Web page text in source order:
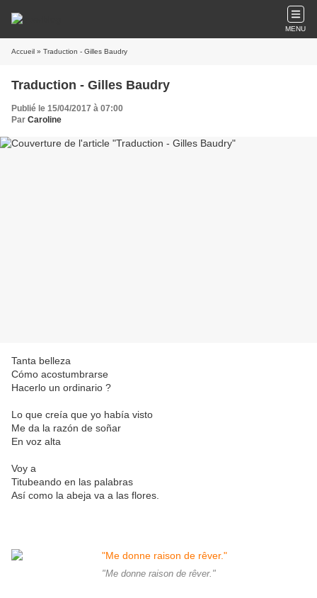
MENU
Accueil » Traduction - Gilles Baudry
Traduction - Gilles Baudry
Publié le 15/04/2017 à 07:00
Par Caroline
Tanta belleza
Cómo acostumbrarse
Hacerlo un ordinario ?
Lo que creía que yo había visto
Me da la razón de soñar
En voz alta
Voy a
Titubeando en las palabras
Así como la abeja va a las flores.
"Me donne raison de rêver."